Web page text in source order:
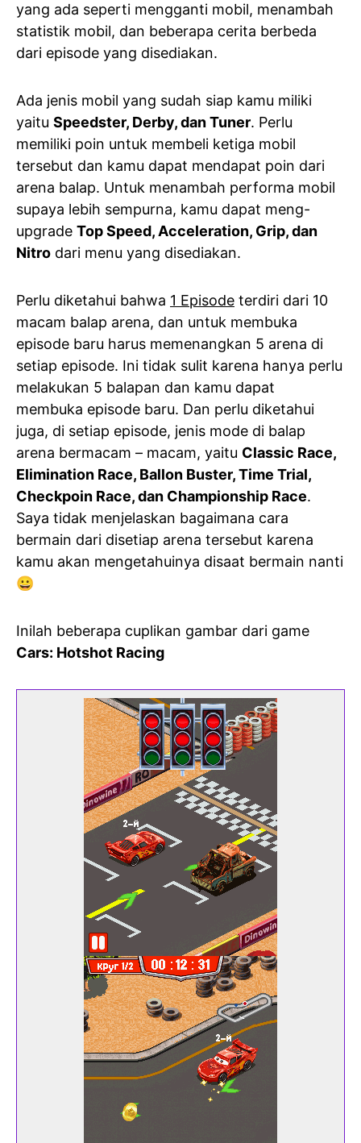
yang ada seperti mengganti mobil, menambah
statistik mobil, dan beberapa cerita berbeda
dari episode yang disediakan.
Ada jenis mobil yang sudah siap kamu miliki
yaitu Speedster, Derby, dan Tuner. Perlu
memiliki poin untuk membeli ketiga mobil
tersebut dan kamu dapat mendapat poin dari
arena balap. Untuk menambah performa mobil
supaya lebih sempurna, kamu dapat meng-
upgrade Top Speed, Acceleration, Grip, dan
Nitro dari menu yang disediakan.
Perlu diketahui bahwa 1 Episode terdiri dari 10
macam balap arena, dan untuk membuka
episode baru harus memenangkan 5 arena di
setiap episode. Ini tidak sulit karena hanya perlu
melakukan 5 balapan dan kamu dapat
membuka episode baru. Dan perlu diketahui
juga, di setiap episode, jenis mode di balap
arena bermacam – macam, yaitu Classic Race,
Elimination Race, Ballon Buster, Time Trial,
Checkpoin Race, dan Championship Race.
Saya tidak menjelaskan bagaimana cara
bermain dari disetiap arena tersebut karena
kamu akan mengetahuinya disaat bermain nanti
😀
Inilah beberapa cuplikan gambar dari game
Cars: Hotshot Racing